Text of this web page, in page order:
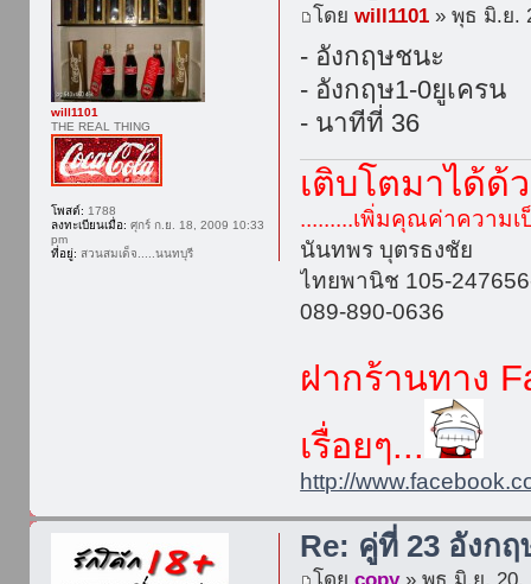
โดยwill1101 » พุธ มิ.ย.
- อังกฤษชนะ
- อังกฤษ1-0ยูเครน
- นาทีที่ 36
เติบโตมาได้ด้
.........เพิ่มคุณค่าความเ
นันทพร บุตรธงชัย
ไทยพานิช 105-
089-890-0636
ฝากร้านทาง
เรื่อยๆ...
http://
will1101
THE REAL THING
โพสต์: 1788
ลงทะเบียนเมื่อ: ศุกร์ ก.ย. 18, 2009 10:33
pm
ที่อยู่: สวนสมเด็จ.....นนทบุรี
Re: คู่ที่ 23 อังก